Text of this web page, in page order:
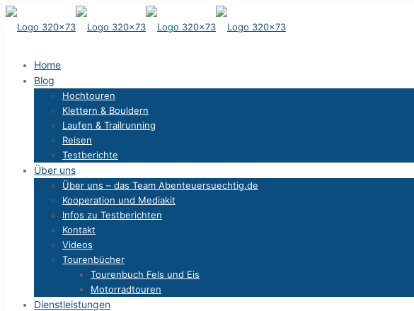
Home
Blog
Hochtouren
Klettern & Bouldern
Laufen & Trailrunning
Reisen
Testberichte
Über uns
Über uns – das Team Abenteuersuechtig.de
Kooperation und Mediakit
Infos zu Testberichten
Kontakt
Videos
Tourenbücher
Tourenbuch Fels und Eis
Motorradtouren
Dienstleistungen